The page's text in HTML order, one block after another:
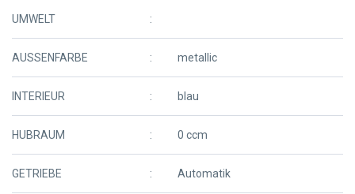
UMWELT
AUSSENFARBE metallic
INTERIEUR blau
HUBRAUM 0 ccm
GETRIEBE Automatik